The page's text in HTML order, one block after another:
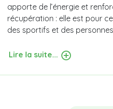
apporte de l’énergie et
récupération : elle est pour
des sportifs et des
Lire la suite...